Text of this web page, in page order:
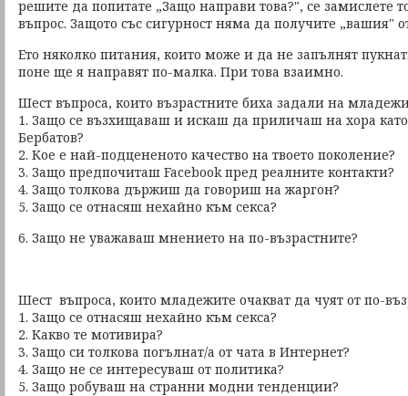
решите да попитате „Защо направи това?", се замислете
въпрос. Защото със сигурност няма да получите „вашия"
Ето няколко питания, които може и да не запълнят
поне ще я направят по-малка. При това взаимно.
Шест въпроса, които възрастните биха задали на
1. Защо се възхищаваш и искаш да приличаш на хора
Бербатов?
2. Кое е най-подцененото качество на твоето поколение?
3. Защо предпочиташ Facebook пред реалните контакти?
4. Защо толкова държиш да говориш на жаргон?
5. Защо се отнасяш нехайно към секса?
6. Защо не уважаваш мнението на по-възрастните?
Шест въпроса, които младежите очакват да чуят от по-
1. Защо се отнасяш нехайно към секса?
2. Какво те мотивира?
3. Защо си толкова погълнат/а от чата в Интернет?
4. Защо не се интересуваш от политика?
5. Защо робуваш на странни модни тенденции?